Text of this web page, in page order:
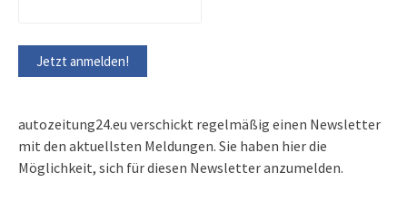
autozeitung24.eu verschickt regelmäßig einen Newsletter
mit den aktuellsten Meldungen. Sie haben hier die
Möglichkeit, sich für diesen Newsletter anzumelden.